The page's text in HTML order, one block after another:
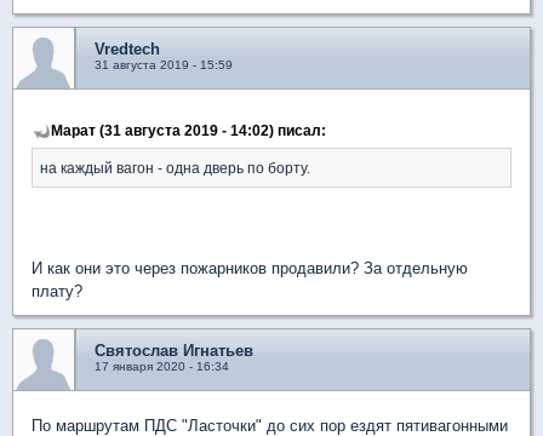
Vredtech
31 августа 2019 - 15:59
Марат (31 августа 2019 - 14:02) писал:
на каждый вагон - одна дверь по борту.
И как они это через пожарников продавили? За отдельную
плату?
Святослав Игнатьев
17 января 2020 - 16:34
По маршрутам ПДС "Ласточки" до сих пор ездят пятивагонными